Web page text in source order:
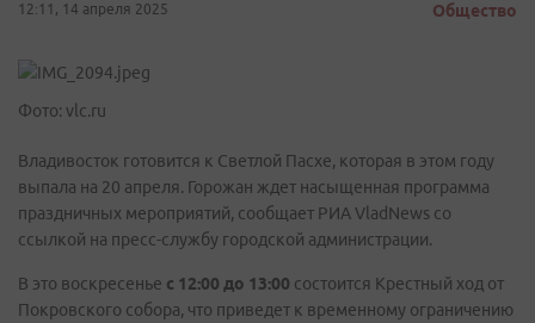
12:11, 14 апреля 2025 Общество
Фото: vlc.ru
Владивосток готовится к Светлой Пасхе, которая в этом году
выпала на 20 апреля. Горожан ждет насыщенная программа
праздничных мероприятий, сообщает РИА VladNews со
ссылкой на пресс-службу городской администрации.
В это воскресенье с 12:00 до 13:00 состоится Крестный ход от
Покровского собора, что приведет к временному ограничению